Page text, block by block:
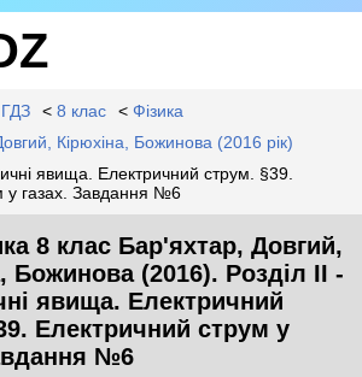
ГДЗ < 8 клас < Фізика
Кірюхіна, Божинова (2016 рік)
явища. Електричний струм. §39.
у газах. Завдання №6
8 клас Бар'яхтар, Довгий,
Божинова (2016). Розділ II -
явища. Електричний
Електричний струм у
№6